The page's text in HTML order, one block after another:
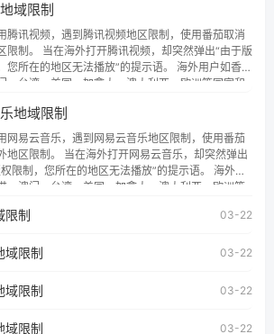
域限制
腾讯视频，遇到腾讯视频地区限制，使用番茄取消
视频，却突然弹出“由于版
所在的地区无法播放”的提示语。 海外用户如香
、台湾、美国、加拿大、澳大利亚、欧洲等国家和
且仅能在中国大陆地区播放。 遇到这个问题的
使用番茄回国加速器，即可解决「海外用户收听腾
区版权限制」的问题，无论人在香港、澳门、台
、加拿大、澳大利亚、欧洲等国家和地区工作、留
等，都可以使用，不再因地区和版权限制所困扰。
地域限制
网易云音乐，遇到网易云音乐地区限制，使用番茄
海外打开网易云音乐，却突然弹出
限制，您所在的地区无法播放”的提示语。 海外用
、澳门、台湾、美国、加拿大、澳大利亚、欧洲等
限制问题，且仅能在中国大陆地区播放。 遇到这
易云音乐地区版权限制」的问题，无论人在香港、
学、定居等，都可以使用，不再因地区和版权限制
限制 03-22
域限制 03-22
域限制 03-22
域限制 03-22